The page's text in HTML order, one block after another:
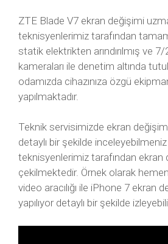
ZTE Blade V7 ekran değişimi
teknisyenlerimiz tarafından
statik elektrikten arındırılmış ve
kameraları ile denetim altında
odamızda cihazınıza özgü
yapılmaktadır.
Teknik servisimizde ekran değişimi
detaylı bir şekilde inceleyebilmeniz
teknisyenlerimiz tarafından ekran
çekilmektedir. Örnek olarak
video aracılığı ile iPhone 7 ekran
yapılıyor detaylı bir şekilde